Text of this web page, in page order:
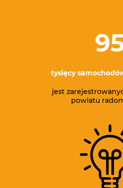
tysięcy
jest
powiatu